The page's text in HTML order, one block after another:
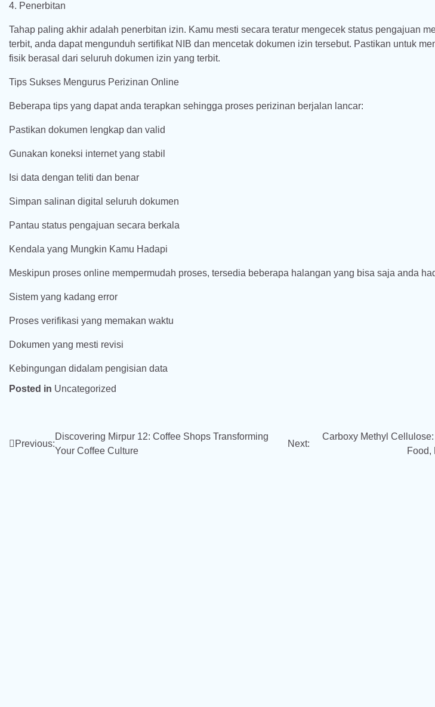
4. Penerbitan
Tahap paling akhir adalah penerbitan izin. Kamu mesti secara teratur mengecek status pengajuan
terbit, anda dapat mengunduh sertifikat NIB dan mencetak dokumen izin tersebut. Pastikan untuk
fisik berasal dari seluruh dokumen izin yang terbit.
Tips Sukses Mengurus Perizinan Online
Beberapa tips yang dapat anda terapkan sehingga proses perizinan berjalan lancar:
Pastikan dokumen lengkap dan valid
Gunakan koneksi internet yang stabil
Isi data dengan teliti dan benar
Simpan salinan digital seluruh dokumen
Pantau status pengajuan secara berkala
Kendala yang Mungkin Kamu Hadapi
Meskipun proses online mempermudah proses, tersedia beberapa halangan yang bisa saja anda
Sistem yang kadang error
Proses verifikasi yang memakan waktu
Dokumen yang mesti revisi
Kebingungan didalam pengisian data
Posted in Uncategorized
Post
Previous:
Discovering Mirpur 12: Coffee Shops Transforming
Your Coffee Culture
Next:
Carboxy Methyl
Food,